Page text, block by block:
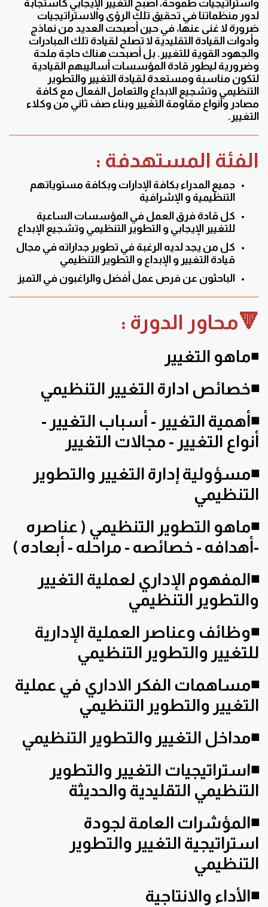
واستراتيجيات طموحة، أصبح التغيير الإيجابي كاستجابة
لدور منظماتنا في تحقيق تلك الرؤى والاستراتيجيات
ضرورة لا غنى عنها، في حين أصبحت العديد من نماذج
وأدوات القيادة التقليدية لا تصلح لقيادة تلك المبادرات
والجهود القوية للتغيير. بل أصبحت هناك حاجة ملحة
وضرورية ليطور قادة المؤسسات أساليبهم القيادية
لتكون مناسبة ومستعدة لقيادة التغيير والتطوير
التنظيمي وتشجيع الابداع والتعامل الفعال مع كافة
مصادر وأنواع مقاومة التغيير وبناء صف ثاني من وكلاء
التغيير.
الفئة المستهدفة :
جميع المدراء بكافة الإدارات وبكافة مستوياتهم
التنظيمية و الإشرافية
كل قادة فرق العمل في المؤسسات الساعية
للتغيير الإيجابي و التطوير التنظيمي وتشجيع الإبداع
كل من يجد لديه الرغبة في تطوير جداراته في مجال
قيادة التغيير و الإبداع و التطوير التنظيمي
الباحثون عن فرص عمل أفضل والراغبون في التميز
🔻محاور الدورة :
◾ماهو التغيير
◾خصائص ادارة التغيير التنظيمي
◾أهمية التغيير - أسباب التغيير -
أنواع التغيير - مجالات التغيير
◾مسؤولية إدارة التغيير والتطوير
التنظيمي
◾ماهو التطوير التنظيمي ( عناصره
-أهدافه - خصائصه - مراحله - أبعاده )
◾المفهوم الإداري لعملية التغيير
والتطوير التنظيمي
◾وظائف وعناصر العملية الإدارية
للتغيير والتطوير التنظيمي
◾مساهمات الفكر الاداري في عملية
التغيير والتطوير التنظيمي
◾مداخل التغيير والتطوير التنظيمي
◾استراتيجيات التغيير والتطوير
التنظيمي التقليدية والحديثة
◾المؤشرات العامة لجودة
استراتيجية التغيير والتطوير
التنظيمي
◾الأداء والانتاجية